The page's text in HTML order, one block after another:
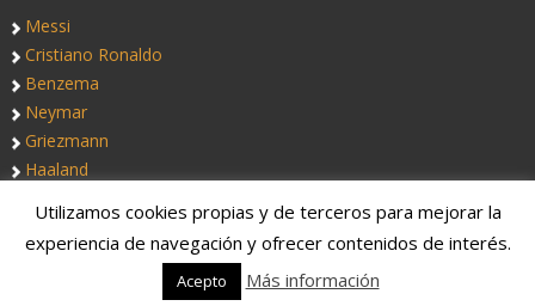
Messi
Cristiano Ronaldo
Benzema
Neymar
Griezmann
Haaland
Copyright © 2019. SomosNotas de Fútbol
, un blog de fútbol
colectivo. Fichajes, rumores, altas y bajas.
Aviso Legal Quiénes somos Contacto
Utilizamos cookies propias y de terceros para mejorar la
experiencia de navegación y ofrecer contenidos de interés.
Acepto Más información